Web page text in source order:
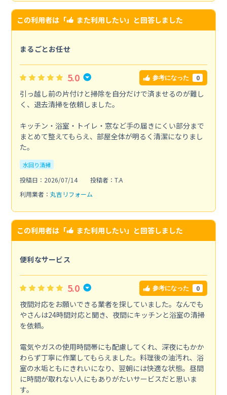
この利用者は「 また利用したい」と回答しました
まるごとお任せ
5.0 参考になった 0
引っ越し前の片付けと掃除を自分だけで済ませるのが難し
く、退去清掃を依頼しました。
キッチン・浴室・トイレ・窓など手の届きにくい部分まで
まとめて整えてもらえ、部屋全体が明るく清潔になりまし
た。
水回り清掃
投稿日：2026/07/14
投稿者：T.A
利用業者： 丸吉リフォーム
この利用者は「 また利用したい」と回答しました
便利なサービス
5.0 参考になった 0
夜間対応をお願いできる業者を探していました。なんでも
やさんは24時間対応と聞き、夜間にキッチンと浴室の清掃
を依頼。
電気やガスの使用時間帯にも配慮してくれ、深夜にもかか
わらず丁寧に作業してもらえました。料理後の油汚れ、浴
室の水垢ともにきれいになり、翌朝には快適な状態。昼間
に時間が取れない人にもありがたいサービスだと思いま
す。